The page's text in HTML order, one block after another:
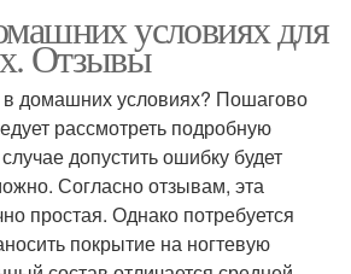
условиях для
Отзывы
в домашних условиях? Пошагово
рассмотреть подробную
допустить ошибку будет
Согласно отзывам, эта
простая. Однако потребуется
покрытие на ногтевую